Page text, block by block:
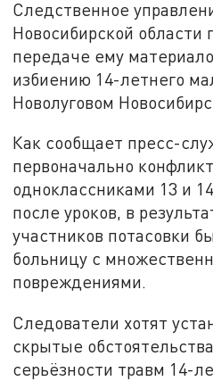
Следственное
Новосибирской области
передаче ему
избиению 14-летнего
Новолуговом
Как сообщает пресс-
первоначально
одноклассниками 13 и
после уроков, в
участников потасовки
больницу с
повреждениями.
Следователи хотят
скрытые
серьёзности травм 14-